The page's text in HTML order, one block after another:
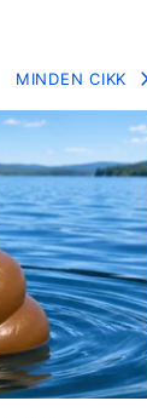
MINDEN CIKK